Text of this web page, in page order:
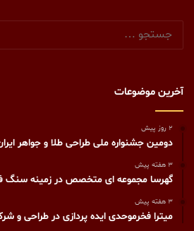
آخرین موضوعات
2 روز پیش
دومین جشنواره ملی طراحی طلا و جواهر
3 هفته پیش
گهرسا مجموعه ای متخصص در زمینه سنگ
3 هفته پیش
میترا فخرموحدی ایده پردازی در طراحی و